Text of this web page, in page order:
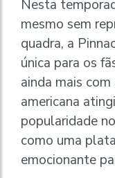
Nesta
mesmo sem
quadra, a
única para os
ainda mais
americana
popularidade
como uma
emocionante